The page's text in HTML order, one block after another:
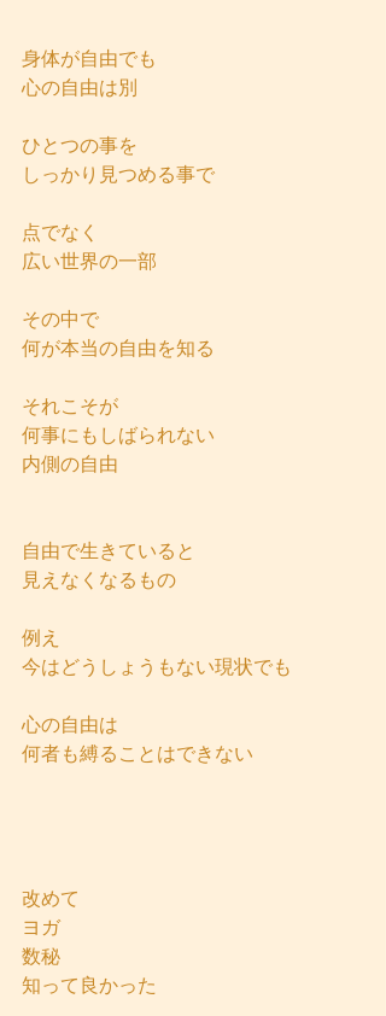
身体が自由でも
心の自由は別
ひとつの事を
しっかり見つめる事で
点でなく
広い世界の一部
その中で
何が本当の自由を知る
それこそが
何事にもしばられない
内側の自由
自由で生きていると
見えなくなるもの
例え
今はどうしょうもない現状でも
心の自由は
何者も縛ることはできない
改めて
ヨガ
数秘
知って良かった